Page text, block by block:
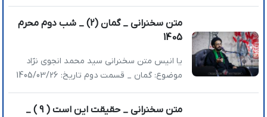
بدون یقین »اهمیت سکوت در لحظات هیجانی
»سه سطح از مفهوم پیروزی در شرایط امروز
»هشدار درباره جنگ روانی و عملیات رسانه‌ای […]
متن سخنرانی _ گمان (2) _ شب دوم محرم
1405
یا انیس متن سخنرانی سید محمد انجوی نژاد
موظف است هر خواسته ما را اجابت کند؟ »کمک
متن سخنرانی _ حقیقت این است ( 9 ) _